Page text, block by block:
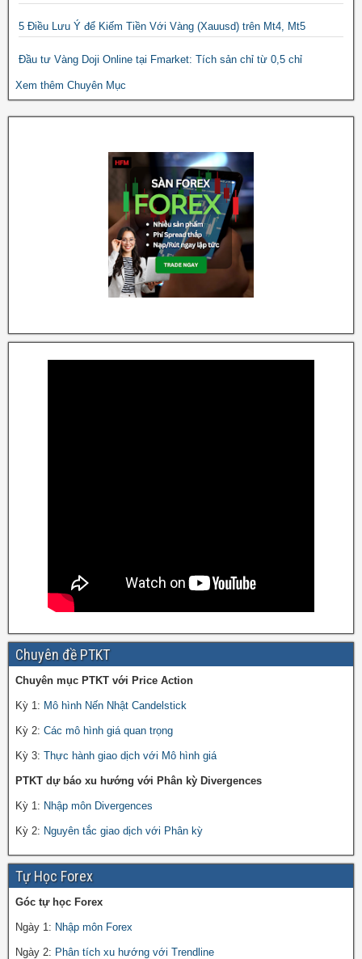
5 Điều Lưu Ý để Kiếm Tiền Với Vàng (Xauusd) trên Mt4, Mt5
Đầu tư Vàng Doji Online tại Fmarket: Tích sản chỉ từ 0,5 chỉ
Xem thêm Chuyên Mục
Chuyên đề PTKT
Chuyên mục PTKT với Price Action
Kỳ 1: Mô hình Nến Nhật Candelstick
Kỳ 2: Các mô hình giá quan trọng
Kỳ 3: Thực hành giao dịch với Mô hình giá
PTKT dự báo xu hướng với Phân kỳ Divergences
Kỳ 1: Nhập môn Divergences
Kỳ 2: Nguyên tắc giao dịch với Phân kỳ
Tự Học Forex
Góc tự học Forex
Ngày 1: Nhập môn Forex
Ngày 2: Phân tích xu hướng với Trendline